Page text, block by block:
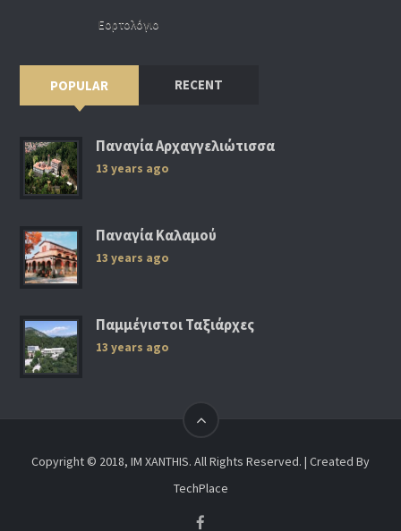
Εορτολόγιο
POPULAR RECENT
Παναγία Αρχαγγελιώτισσα
13 years ago
Παναγία Καλαμού
13 years ago
Παμμέγιστοι Ταξιάρχες
13 years ago
Copyright © 2018, IM XANTHIS. All Rights Reserved. | Created By
TechPlace